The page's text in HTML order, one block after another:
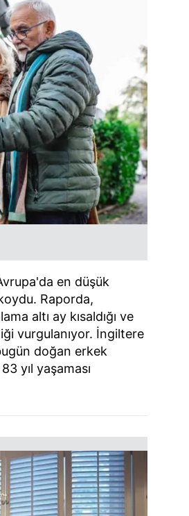
en düşük
Raporda,
altı ay kısaldığı ve
vurgulanıyor. İngiltere
doğan erkek
yıl yaşaması